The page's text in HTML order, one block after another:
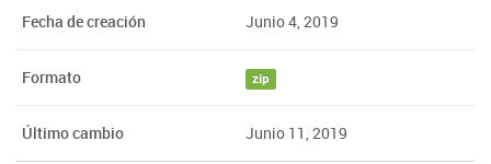
Fecha de creación Junio 4, 2019
Formato zip
Último cambio Junio 11, 2019